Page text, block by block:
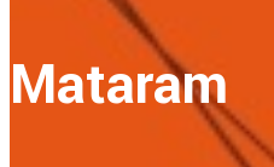
Mataram